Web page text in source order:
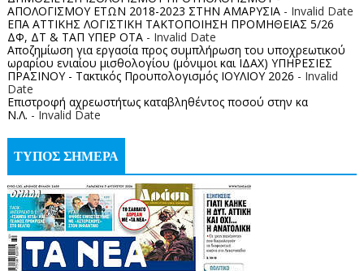
ΑΠΟΛΟΓΙΣΜΟΥ ΕΤΩΝ 2018-2023 ΣΤΗΝ ΑΜΑΡΥΣΙΑ- Invalid Date
ΕΠΑ ΑΤΤΙΚΗΣ ΛΟΓΙΣΤΙΚΗ ΤΑΚΤΟΠΟΙΗΣΗ ΠΡΟΜΗΘΕΙΑΣ 5/26
ΔΦ, ΔΤ & ΤΑΠ ΥΠΕΡ ΟΤΑ- Invalid Date
Αποζημίωση για εργασία προς συμπλήρωση του υποχρεωτικού
ωραρίου ενιαίου μισθολογίου (μόνιμοι και ΙΔΑΧ) ΥΠΗΡΕΣΙΕΣ
ΠΡΑΣΙΝΟΥ - Τακτικός Προυπολογισμός ΙΟΥΛΙΟΥ 2026 - Invalid
Date
Επιστροφή αχρεωστήτως καταβληθέντος ποσoύ στην κα
Ν.Λ. - Invalid Date
ΤΥΠΟΣ ΣΗΜΕΡΑ